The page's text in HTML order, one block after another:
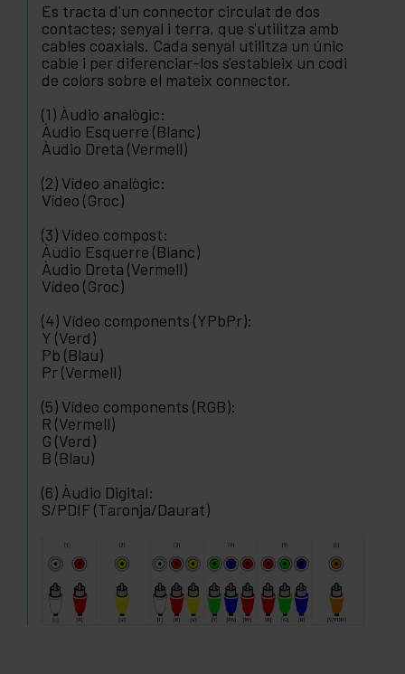
Es tracta d'un connector circulat de dos
contactes; senyal i terra, que s'utilitza amb
cables coaxials. Cada senyal utilitza un únic
cable i per diferenciar-los s'estableix un codi
de colors sobre el mateix connector.
(1) Àudio analògic:
Àudio Esquerre (Blanc)
Àudio Dreta (Vermell)
(2) Vídeo analògic:
Vídeo (Groc)
(3) Vídeo compost:
Àudio Esquerre (Blanc)
Àudio Dreta (Vermell)
Vídeo (Groc)
(4) Vídeo components (YPbPr):
Y (Verd)
Pb (Blau)
Pr (Vermell)
(5) Vídeo components (RGB):
R (Vermell)
G (Verd)
B (Blau)
(6) Àudio Digital:
S/PDIF (Taronja/Daurat)